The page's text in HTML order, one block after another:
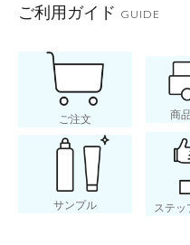
ご利用ガイド GUIDE
ご注文 商
サンプル ステッ